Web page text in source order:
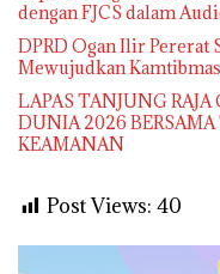
dengan FJCS dalam
DPRD Ogan Ilir Pererat
Mewujudkan
LAPAS TANJUNG
DUNIA 2026
KEAMANAN
Post Views: 40